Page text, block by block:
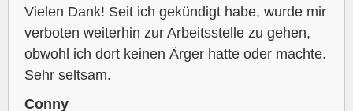
Vielen Dank! Seit ich gekündigt habe, wurde mir
verboten weiterhin zur Arbeitsstelle zu gehen,
obwohl ich dort keinen Ärger hatte oder machte.
Sehr seltsam.
Conny